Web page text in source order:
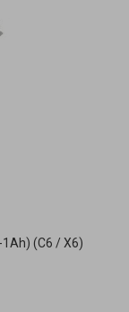
(C6 / X6)